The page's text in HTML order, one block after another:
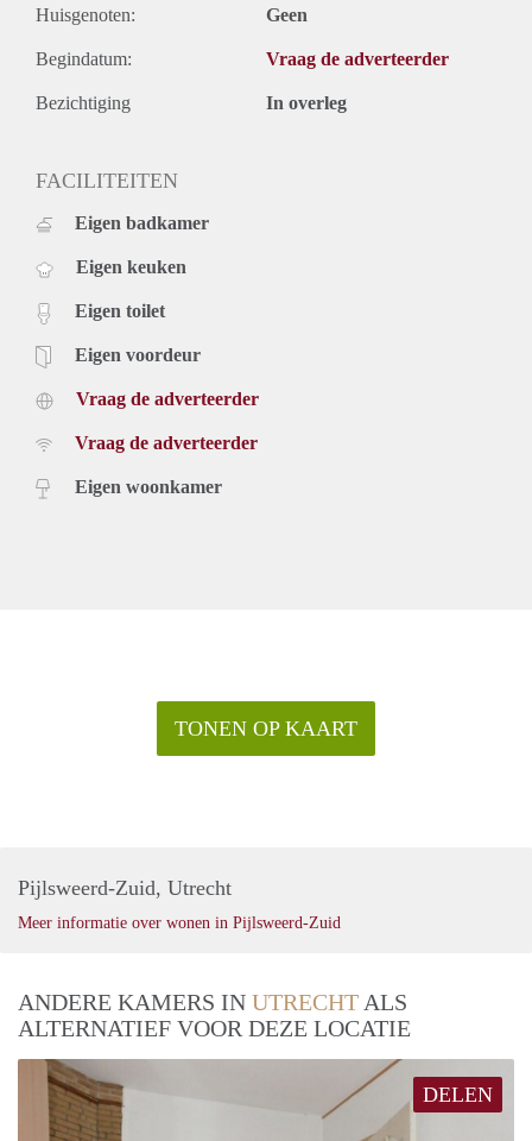
Huisgenoten: Geen
Begindatum: Vraag de adverteerder
Bezichtiging In overleg
FACILITEITEN
Eigen badkamer
Eigen keuken
Eigen toilet
Eigen voordeur
Vraag de adverteerder
Vraag de adverteerder
Eigen woonkamer
TONEN OP KAART
Pijlsweerd-Zuid, Utrecht
Meer informatie over wonen in Pijlsweerd-Zuid
ANDERE KAMERS IN UTRECHTALS
ALTERNATIEF VOOR DEZE LOCATIE
DELEN